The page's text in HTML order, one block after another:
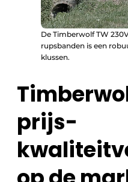
De Timberwolf TW
rupsbanden is een
klussen.
prijs-